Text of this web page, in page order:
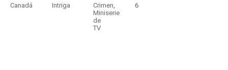
Canadá Intriga Crimen,
Miniserie
de
TV
6